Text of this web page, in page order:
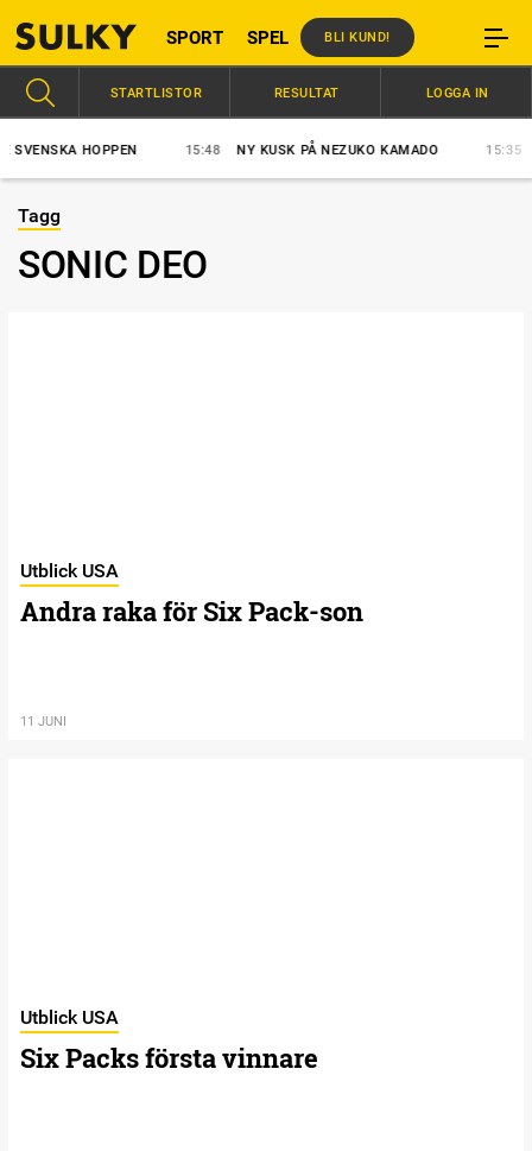
SPORT SPEL BLI KUND!
HOPPEN 15:48 NY KUSK PÅ NEZUKO KAMADO 15:35 ST
STARTLISTOR RESULTAT LOGGA IN
Tagg
SONIC DEO
Utblick USA
Andra raka för Six Pack-son
11 JUNI
Utblick USA
Six Packs första vinnare